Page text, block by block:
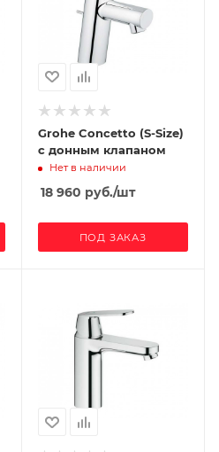
Grohe Concetto (S-Size)
с донным клапаном
Нет в наличии
18 960 руб./шт
ПОД ЗАКАЗ